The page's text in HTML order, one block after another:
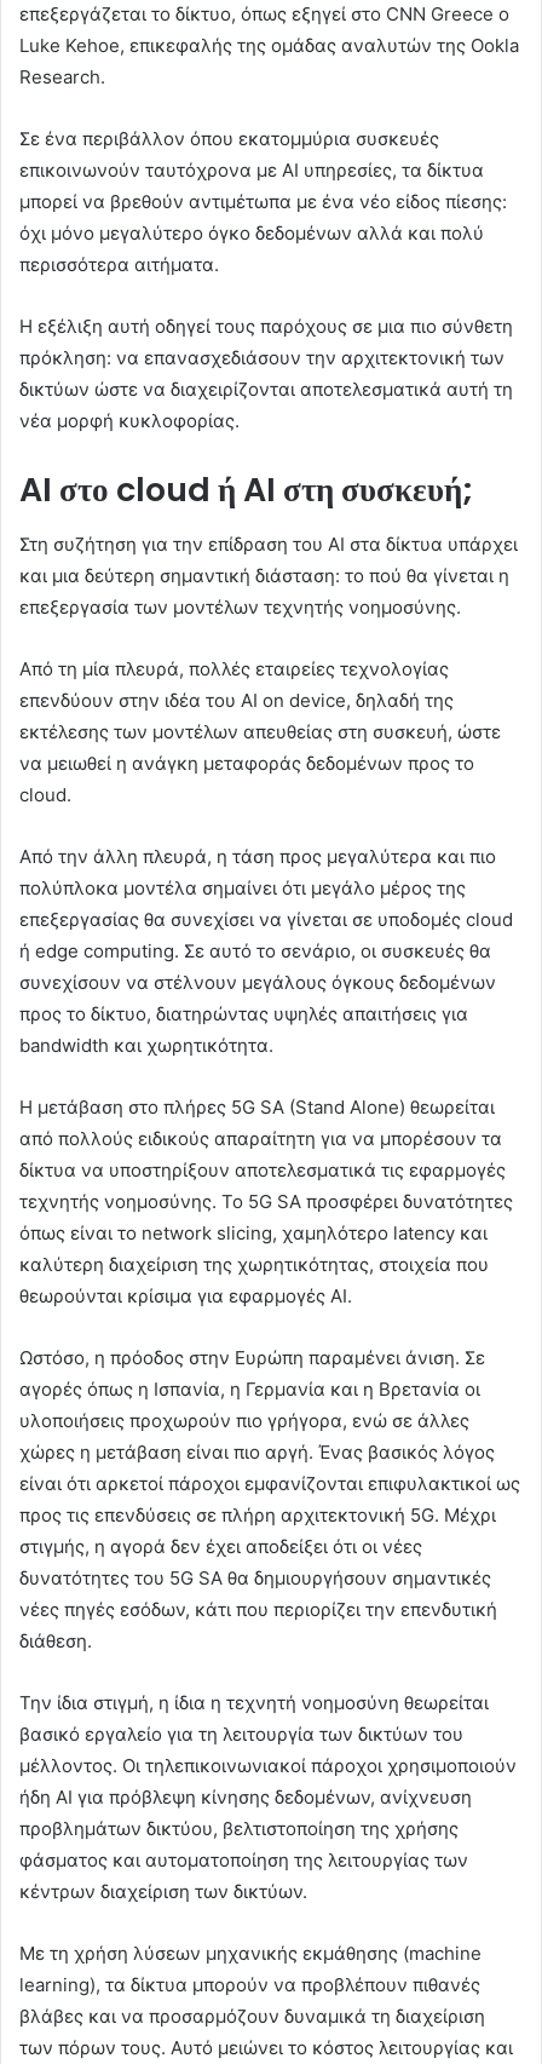
επεξεργάζεται το δίκτυο, όπως εξηγεί στο CNN Greece ο
Luke Kehoe, επικεφαλής της ομάδας αναλυτών της Ookla
Research.
Σε ένα περιβάλλον όπου εκατομμύρια συσκευές
επικοινωνούν ταυτόχρονα με AI υπηρεσίες, τα δίκτυα
μπορεί να βρεθούν αντιμέτωπα με ένα νέο είδος πίεσης:
όχι μόνο μεγαλύτερο όγκο δεδομένων αλλά και πολύ
περισσότερα αιτήματα.
Η εξέλιξη αυτή οδηγεί τους παρόχους σε μια πιο σύνθετη
πρόκληση: να επανασχεδιάσουν την αρχιτεκτονική των
δικτύων ώστε να διαχειρίζονται αποτελεσματικά αυτή τη
νέα μορφή κυκλοφορίας.
AI στο cloud ή AI στη συσκευή;
Στη συζήτηση για την επίδραση του AI στα δίκτυα υπάρχει
και μια δεύτερη σημαντική διάσταση: το πού θα γίνεται η
επεξεργασία των μοντέλων τεχνητής νοημοσύνης.
Από τη μία πλευρά, πολλές εταιρείες τεχνολογίας
επενδύουν στην ιδέα του AI on device, δηλαδή της
εκτέλεσης των μοντέλων απευθείας στη συσκευή, ώστε
να μειωθεί η ανάγκη μεταφοράς δεδομένων προς το
cloud.
Από την άλλη πλευρά, η τάση προς μεγαλύτερα και πιο
πολύπλοκα μοντέλα σημαίνει ότι μεγάλο μέρος της
επεξεργασίας θα συνεχίσει να γίνεται σε υποδομές cloud
ή edge computing. Σε αυτό το σενάριο, οι συσκευές θα
συνεχίσουν να στέλνουν μεγάλους όγκους δεδομένων
προς το δίκτυο, διατηρώντας υψηλές απαιτήσεις για
bandwidth και χωρητικότητα.
Η μετάβαση στο πλήρες 5G SA (Stand Alone) θεωρείται
από πολλούς ειδικούς απαραίτητη για να μπορέσουν τα
δίκτυα να υποστηρίξουν αποτελεσματικά τις εφαρμογές
τεχνητής νοημοσύνης. Το 5G SA προσφέρει δυνατότητες
όπως είναι το network slicing, χαμηλότερο latency και
καλύτερη διαχείριση της χωρητικότητας, στοιχεία που
θεωρούνται κρίσιμα για εφαρμογές AI.
Ωστόσο, η πρόοδος στην Ευρώπη παραμένει άνιση. Σε
αγορές όπως η Ισπανία, η Γερμανία και η Βρετανία οι
υλοποιήσεις προχωρούν πιο γρήγορα, ενώ σε άλλες
χώρες η μετάβαση είναι πιο αργή. Ένας βασικός λόγος
είναι ότι αρκετοί πάροχοι εμφανίζονται επιφυλακτικοί ως
προς τις επενδύσεις σε πλήρη αρχιτεκτονική 5G. Μέχρι
στιγμής, η αγορά δεν έχει αποδείξει ότι οι νέες
δυνατότητες του 5G SA θα δημιουργήσουν σημαντικές
νέες πηγές εσόδων, κάτι που περιορίζει την επενδυτική
διάθεση.
Την ίδια στιγμή, η ίδια η τεχνητή νοημοσύνη θεωρείται
βασικό εργαλείο για τη λειτουργία των δικτύων του
μέλλοντος. Οι τηλεπικοινωνιακοί πάροχοι χρησιμοποιούν
ήδη AI για πρόβλεψη κίνησης δεδομένων, ανίχνευση
προβλημάτων δικτύου, βελτιστοποίηση της χρήσης
φάσματος και αυτοματοποίηση της λειτουργίας των
κέντρων διαχείριση των δικτύων.
Με τη χρήση λύσεων μηχανικής εκμάθησης (machine
learning), τα δίκτυα μπορούν να προβλέπουν πιθανές
βλάβες και να προσαρμόζουν δυναμικά τη διαχείριση
των πόρων τους. Αυτό μειώνει το κόστος λειτουργίας και